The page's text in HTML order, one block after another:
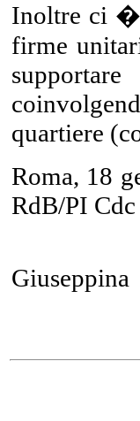
Inoltre ci
firme
quartiere
RdB/PI Cdc